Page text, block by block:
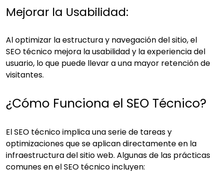
Mejorar la Usabilidad:
Al optimizar la estructura y navegación del sitio, el
SEO técnico mejora la usabilidad y la experiencia del
usuario, lo que puede llevar a una mayor retención de
visitantes.
¿Cómo Funciona el SEO Técnico?
El SEO técnico implica una serie de tareas y
optimizaciones que se aplican directamente en la
infraestructura del sitio web. Algunas de las prácticas
comunes en el SEO técnico incluyen: